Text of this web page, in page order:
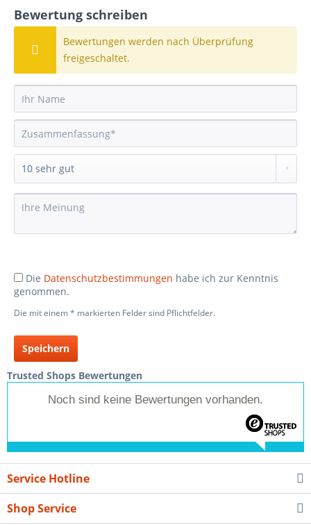
Bewertung schreiben
Bewertungen werden nach Überprüfung
freigeschaltet.
Die Datenschutzbestimmungen habe ich zur Kenntnis
genommen.
Die mit einem * markierten Felder sind Pflichtfelder.
Speichern
Trusted Shops Bewertungen
Noch sind keine Bewertungen vorhanden.
Service Hotline
Shop Service